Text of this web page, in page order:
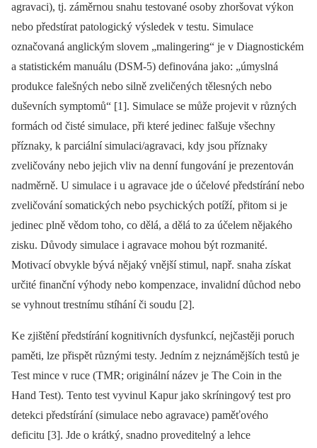
agravaci), tj. záměrnou snahu testované osoby zhoršovat výkon
nebo předstírat patologický výsledek v testu. Simulace
označovaná anglickým slovem „malingering“ je v Dia­gnostickém
a statistickém manuálu (DSM-5) definována jako: „úmyslná
produkce falešných nebo silně zveličených tělesných nebo
duševních symptomů“ [1]. Simulace se může projevit v různých
formách od čisté simulace, při které jedinec falšuje všechny
příznaky, k parciální simulaci/agravaci, kdy jsou příznaky
zveličovány nebo jejich vliv na denní fungování je prezentován
nadměrně. U simulace i u agravace jde o účelové předstírání nebo
zveličování somatických nebo psychických potíží, přitom si je
jedinec plně vědom toho, co dělá, a dělá to za účelem nějakého
zisku. Důvody simulace i agravace mohou být rozmanité.
Motivací obvykle bývá nějaký vnější stimul, např. snaha získat
určité finanční výhody nebo kompenzace, invalidní důchod nebo
se vyhnout trestnímu stíhání či soudu [2].
Ke zjištění předstírání kognitivních dysfunkcí, nejčastěji poruch
paměti, lze přispět různými testy. Jedním z nejznámějších testů je
Test mince v ruce (TMR; originální název je The Coin in the
Hand Test). Tento test vyvinul Kapur jako skríningový test pro
detekci předstírání (simulace nebo agravace) paměťového
deficitu [3]. Jde o krátký, snadno proveditelný a lehce